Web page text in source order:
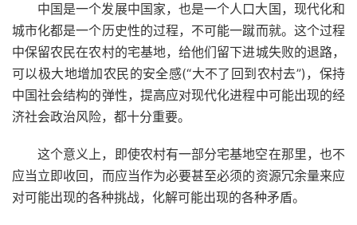
中国是一个发展中国家，也是一个人口大国，现代化和
城市化都是一个历史性的过程，不可能一蹴而就。这个过程
中保留农民在农村的宅基地，给他们留下进城失败的退路，
可以极大地增加农民的安全感(“大不了回到农村去”)，保持
中国社会结构的弹性，提高应对现代化进程中可能出现的经
济社会政治风险，都十分重要。
这个意义上，即使农村有一部分宅基地空在那里，也不
应当立即收回，而应当作为必要甚至必须的资源冗余量来应
对可能出现的各种挑战，化解可能出现的各种矛盾。